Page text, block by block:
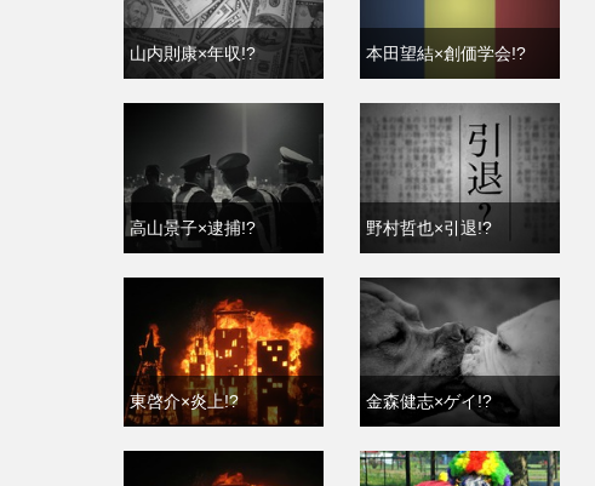
山内則康×年収!? 本田望結×創価学会!?
高山景子×逮捕!? 野村哲也×引退!?
東啓介×炎上!? 金森健志×ゲイ!?